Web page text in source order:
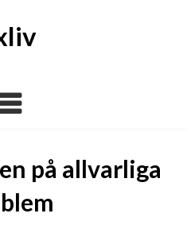
på allvarliga